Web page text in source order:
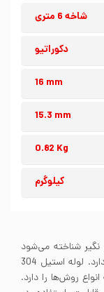
شاخه 6 متری
دکوراتیو
16 mm
15.3 mm
0.82 Kg
کیلوگرم
استیل نگیر شناخته می‌شود
مقاومت خوبی در برابر خوردگی و اکسیداسیون دارد. لوله استیل 304
روش‌ها را دارد.